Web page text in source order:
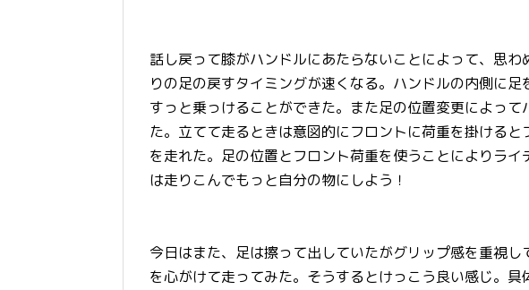
話し戻って膝がハンドルにあたらないことによって、思
りの足の戻すタイミングが速くなる。ハンドルの内側に
すっと乗っけることができた。また足の位置変更によっ
た。立てて走るときは意図的にフロントに荷重を掛ける
を走れた。足の位置とフロント荷重を使うことによりラ
は走りこんでもっと自分の物にしよう！
今日はまた、足は擦って出していたがグリップ感を重視
を心がけて走ってみた。そうするとけっこう良い感じ。